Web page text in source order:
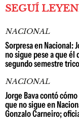
SEGUÍ
NACIONAL
Sorpresa en Nacional:
no sigue pese a que él
segundo semestre
NACIONAL
Jorge Bava contó
que no sigue en
Gonzalo Carneiro;